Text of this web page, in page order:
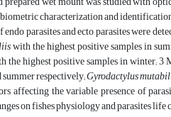
characterization and
parasites and ecto parasites were
with the highest positive samples in
the highest positive samples in winter; 3
respectively;Gyrodactylus
affecting the variable presence of
on fishes physiology and parasites life